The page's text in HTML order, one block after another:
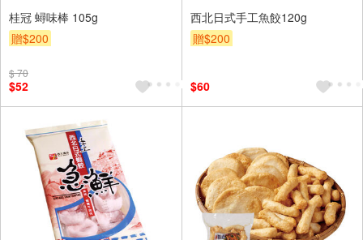
桂冠 蟳味棒 105g
贈$200
$ 70
$52
西北日式手工魚餃120g
贈$200
$60